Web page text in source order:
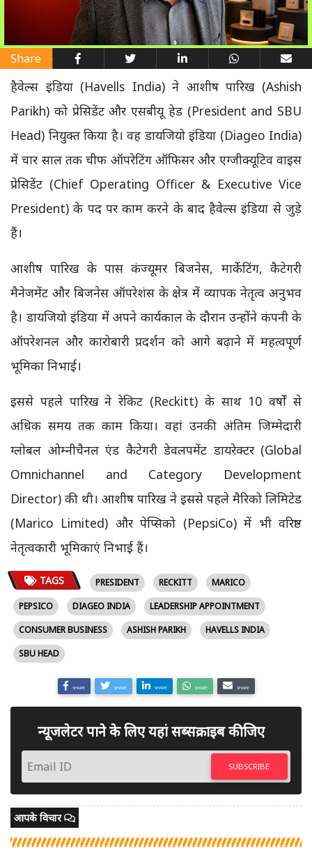
Share
हैवेल्स इंडिया (Havells India) ने आशीष पारिख (Ashish
Parikh) को प्रेसिडेंट और एसबीयू हेड (President and SBU
Head) नियुक्त किया है। वह डायजियो इंडिया (Diageo India)
में चार साल तक चीफ ऑपरेटिंग ऑफिसर और एग्जीक्यूटिव वाइस
प्रेसिडेंट (Chief Operating Officer & Executive Vice
President) के पद पर काम करने के बाद हैवेल्स इंडिया से जुड़े
हैं।
आशीष पारिख के पास कंज्यूमर बिजनेस, मार्केटिंग, कैटेगरी
मैनेजमेंट और बिजनेस ऑपरेशंस के क्षेत्र में व्यापक नेतृत्व अनुभव
है। डायजियो इंडिया में अपने कार्यकाल के दौरान उन्होंने कंपनी के
ऑपरेशनल और कारोबारी प्रदर्शन को आगे बढ़ाने में महत्वपूर्ण
भूमिका निभाई।
इससे पहले पारिख ने रेकिट (Reckitt) के साथ 10 वर्षों से
अधिक समय तक काम किया। वहां उनकी अंतिम जिम्मेदारी
ग्लोबल ओम्नीचैनल एंड कैटेगरी डेवलपमेंट डायरेक्टर (Global
Omnichannel and Category Development
Director) की थी। आशीष पारिख ने इससे पहले मैरिको लिमिटेड
(Marico Limited) और पेप्सिको (PepsiCo) में भी वरिष्ठ
नेतृत्वकारी भूमिकाएं निभाई हैं।
TAGS PRESIDENT RECKITT
MARICO
PEPSICO
DIAGEO INDIA
LEADERSHIP APPOINTMENT
CONSUMER BUSINESS
ASHISH PARIKH
HAVELLS INDIA
SBU HEAD
SHARE SHARE SHARE SHARE SHARE
न्यूजलेटर पाने के लिए यहां सब्सक्राइब कीजिए
SUBSCRIBE
आपके विचार